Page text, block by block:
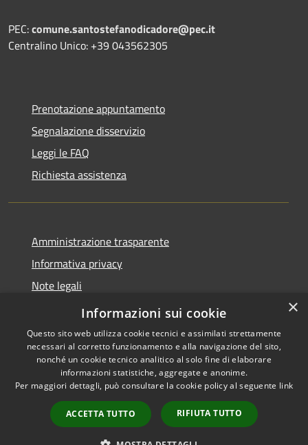
PEC:comune.santostefanodicadore@pec.it
Centralino Unico: +39 043562305
Prenotazione appuntamento
Segnalazione disservizio
Leggi le FAQ
Richiesta assistenza
Amministrazione trasparente
Informativa privacy
Note legali
Dichiarazione di accessibilità
Accessibilità
Copyright © 2026 • Comune di
Santo Stefano di Cadore •
Powered byMunicipium
Accesso redazione
×
Informazioni sui cookie
Questo sito web utilizza cookie tecnici e assimilati strettamente
necessari al corretto funzionamento e alla navigazione del sito,
nonché un cookie tecnico analitico al solo fine di elaborare
informazioni statistiche, aggregate e anonime.
Per maggiori dettagli, può consultare la cookie policy al seguente link
ACCETTA TUTTO RIFIUTA TUTTO